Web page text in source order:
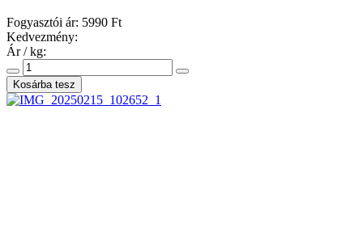
Fogyasztói ár: 5990 Ft
Kedvezmény:
Ár / kg: